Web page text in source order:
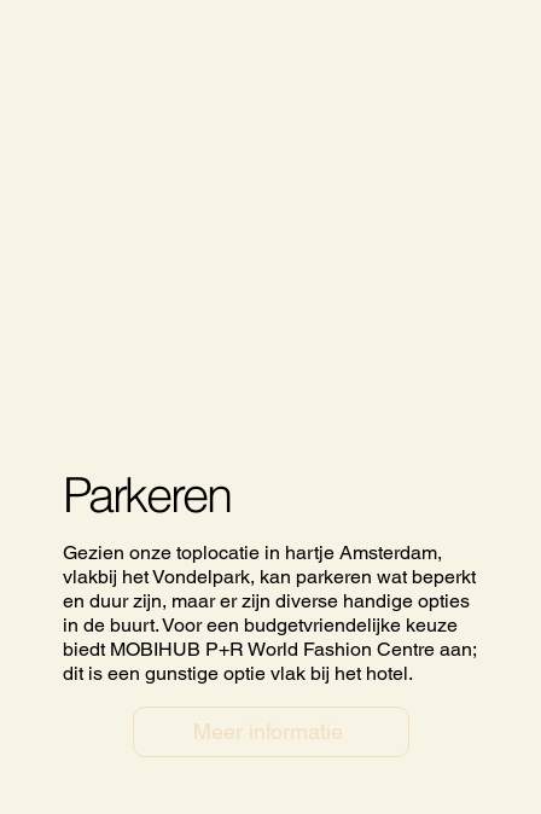
Parkeren
Gezien onze toplocatie in hartje Amsterdam,
vlakbij het Vondelpark, kan parkeren wat beperkt
en duur zijn, maar er zijn diverse handige opties
in de buurt. Voor een budgetvriendelijke keuze
biedt MOBIHUB P+R World Fashion Centre aan;
dit is een gunstige optie vlak bij het hotel.
Meer informatie